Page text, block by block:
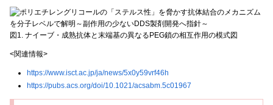
図1. ナイーブ・成熟抗体と末端基の異なるPEG鎖の相互作用の模式図
<関連情報>
https://www.isct.ac.jp/ja/news/5x0y59vrf46h
https://pubs.acs.org/doi/10.1021/acsabm.5c01967